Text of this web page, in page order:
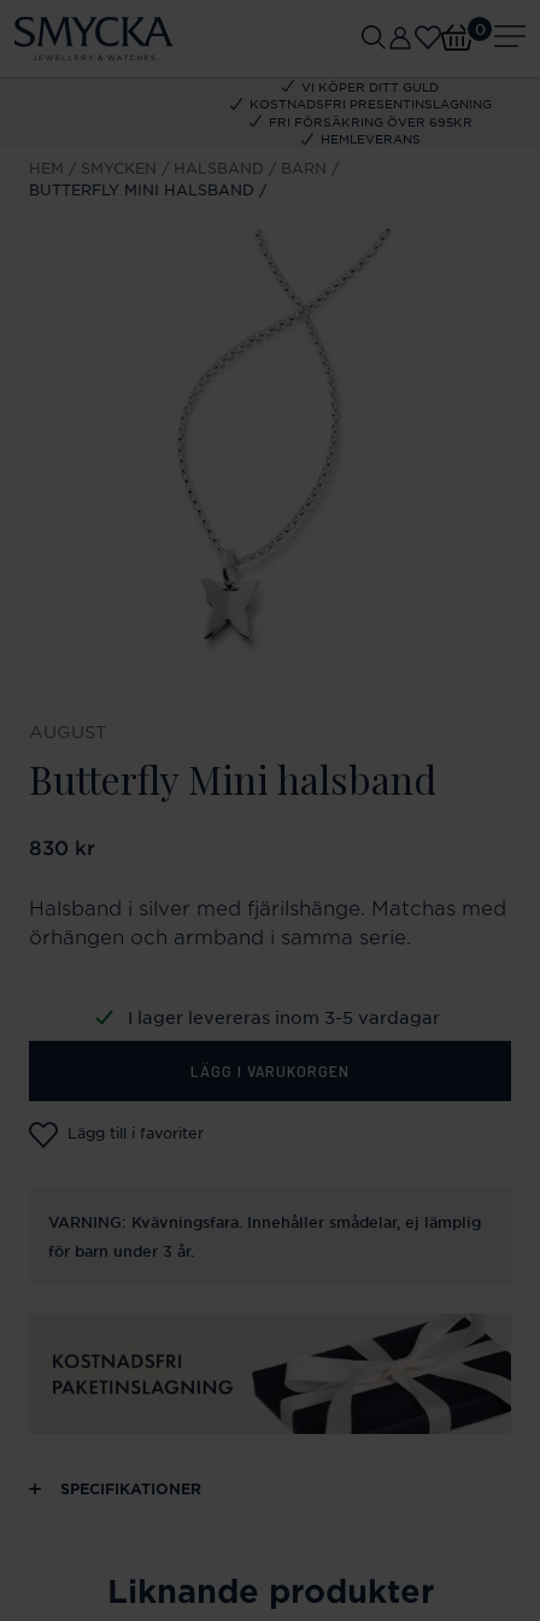
VI KÖPER DITT GULD
KOSTNADSFRI PRESENTINSLAGNING
FRI FÖRSÄKRING ÖVER 695KR
HEMLEVERANS
0
HEM SMYCKEN HALSBAND
BARN
BUTTERFLY MINI HALSBAND
AUGUST
Butterfly Mini halsband
Pris:830 kr
830 kr
Halsband i silver med fjärilshänge. Matchas med
örhängen och armband i samma serie.
I lager levereras inom 3-5 vardagar
LÄGG I VARUKORGEN
Lägg till i favoriter
VARNING: Kvävningsfara. Innehåller smådelar, ej lämplig
för barn under 3 år.
SPECIFIKATIONER
Liknande produkter